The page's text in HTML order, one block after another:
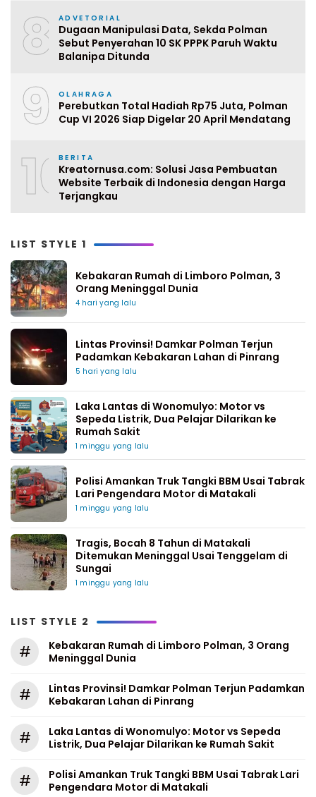
8 ADVETORIAL
Dugaan Manipulasi Data, Sekda Polman
Sebut Penyerahan 10 SK PPPK Paruh Waktu
Balanipa Ditunda
9 OLAHRAGA
Perebutkan Total Hadiah Rp75 Juta, Polman
Cup VI 2026 Siap Digelar 20 April Mendatang
10BERITA
Kreatornusa.com: Solusi Jasa Pembuatan
Website Terbaik di Indonesia dengan Harga
Terjangkau
LIST STYLE 1
Kebakaran Rumah di Limboro Polman, 3
Orang Meninggal Dunia
4 hari yang lalu
Lintas Provinsi! Damkar Polman Terjun
Padamkan Kebakaran Lahan di Pinrang
5 hari yang lalu
Laka Lantas di Wonomulyo: Motor vs
Sepeda Listrik, Dua Pelajar Dilarikan ke
Rumah Sakit
1 minggu yang lalu
Polisi Amankan Truk Tangki BBM Usai Tabrak
Lari Pengendara Motor di Matakali
1 minggu yang lalu
Tragis, Bocah 8 Tahun di Matakali
Ditemukan Meninggal Usai Tenggelam di
Sungai
1 minggu yang lalu
LIST STYLE 2
#
Kebakaran Rumah di Limboro Polman, 3 Orang
Meninggal Dunia
#
Lintas Provinsi! Damkar Polman Terjun Padamkan
Kebakaran Lahan di Pinrang
#
Laka Lantas di Wonomulyo: Motor vs Sepeda
Listrik, Dua Pelajar Dilarikan ke Rumah Sakit
#
Polisi Amankan Truk Tangki BBM Usai Tabrak Lari
Pengendara Motor di Matakali